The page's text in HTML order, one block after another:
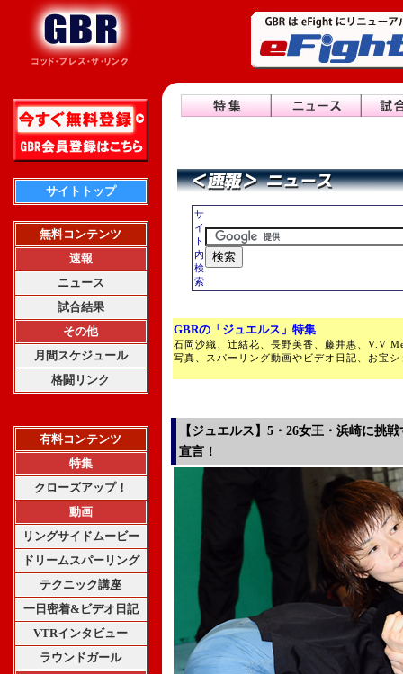
サイトトップ
無料コンテンツ
速報
ニュース
試合結果
その他
月間スケジュール
格闘リンク
有料コンテンツ
特集
クローズアップ！
動画
リングサイドムービー
ドリームスパーリング
テクニック講座
一日密着&ビデオ日記
VTRインタビュー
ラウンドガール
サ
イ
ト
内
検
索
GBRの「ジュエルス」特集
石岡沙織、辻結花、長野美香、藤井惠、V.V
写真、スパーリング動画やビデオ日記、お宝シ
【ジュエルス】5・26女王・浜崎に挑
宣言！